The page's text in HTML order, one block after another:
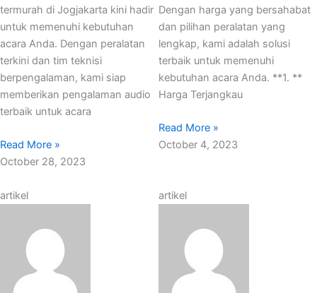
termurah di Jogjakarta kini hadir
untuk memenuhi kebutuhan
acara Anda. Dengan peralatan
terkini dan tim teknisi
berpengalaman, kami siap
memberikan pengalaman audio
terbaik untuk acara
Read More »
October 28, 2023
Dengan harga yang bersahabat
dan pilihan peralatan yang
lengkap, kami adalah solusi
terbaik untuk memenuhi
kebutuhan acara Anda. **1. **
Harga Terjangkau
Read More »
October 4, 2023
artikel artikel